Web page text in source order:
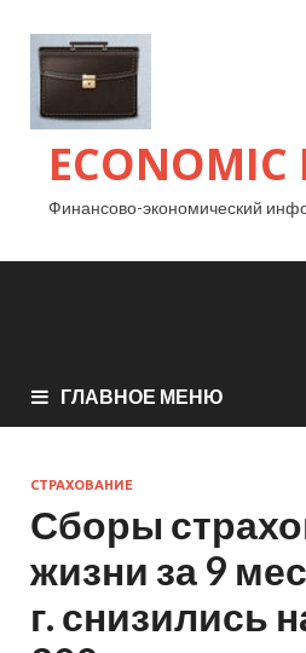
ECONOMIC
Финансово-экономический
ГЛАВНОЕ МЕНЮ
СТРАХОВАНИЕ
Сборы
жизни за 9
г. снизились